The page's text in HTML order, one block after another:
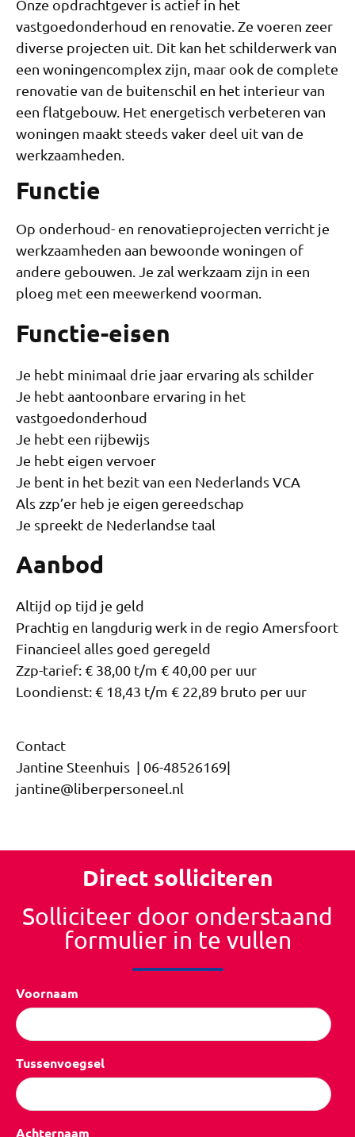
Onze opdrachtgever is actief in het
vastgoedonderhoud en renovatie. Ze voeren zeer
diverse projecten uit. Dit kan het schilderwerk van
een woningencomplex zijn, maar ook de complete
renovatie van de buitenschil en het interieur van
een flatgebouw. Het energetisch verbeteren van
woningen maakt steeds vaker deel uit van de
werkzaamheden.
Functie
Op onderhoud- en renovatieprojecten verricht je
werkzaamheden aan bewoonde woningen of
andere gebouwen. Je zal werkzaam zijn in een
ploeg met een meewerkend voorman.
Functie-eisen
Je hebt minimaal drie jaar ervaring als schilder
Je hebt aantoonbare ervaring in het
vastgoedonderhoud
Je hebt een rijbewijs
Je hebt eigen vervoer
Je bent in het bezit van een Nederlands VCA
Als zzp’er heb je eigen gereedschap
Je spreekt de Nederlandse taal
Aanbod
Altijd op tijd je geld
Prachtig en langdurig werk in de regio Amersfoort
Financieel alles goed geregeld
Zzp-tarief: € 38,00 t/m € 40,00 per uur
Loondienst: € 18,43 t/m € 22,89 bruto per uur
Contact
Jantine Steenhuis | 06-48526169|
jantine@liberpersoneel.nl
Direct solliciteren
Solliciteer door onderstaand
formulier in te vullen
Voornaam
Tussenvoegsel
Achternaam